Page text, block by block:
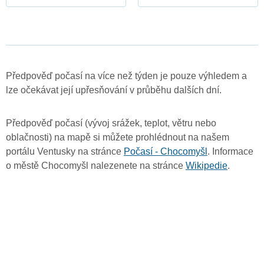
Předpověď počasí na více než týden je pouze výhledem a
lze očekávat její upřesňování v průběhu dalších dní.
Předpověď počasí (vývoj srážek, teplot, větru nebo
oblačnosti) na mapě si můžete prohlédnout na našem
portálu Ventusky na stránce Počasí - Chocomyšl . Informace
o městě Chocomyšl nalezenete na stránce Wikipedie.